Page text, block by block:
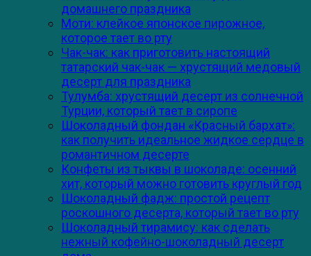
домашнего праздника
Моти: клейкое японское пирожное,
которое тает во рту
Чак-чак: как приготовить настоящий
татарский чак-чак — хрустящий медовый
десерт для праздника
Тулумба: хрустящий десерт из солнечной
Турции, который тает в сиропе
Шоколадный фондан «Красный бархат»:
как получить идеальное жидкое сердце в
романтичном десерте
Конфеты из тыквы в шоколаде: осенний
хит, который можно готовить круглый год
Шоколадный фадж: простой рецепт
роскошного десерта, который тает во рту
Шоколадный тирамису: как сделать
нежный кофейно-шоколадный десерт